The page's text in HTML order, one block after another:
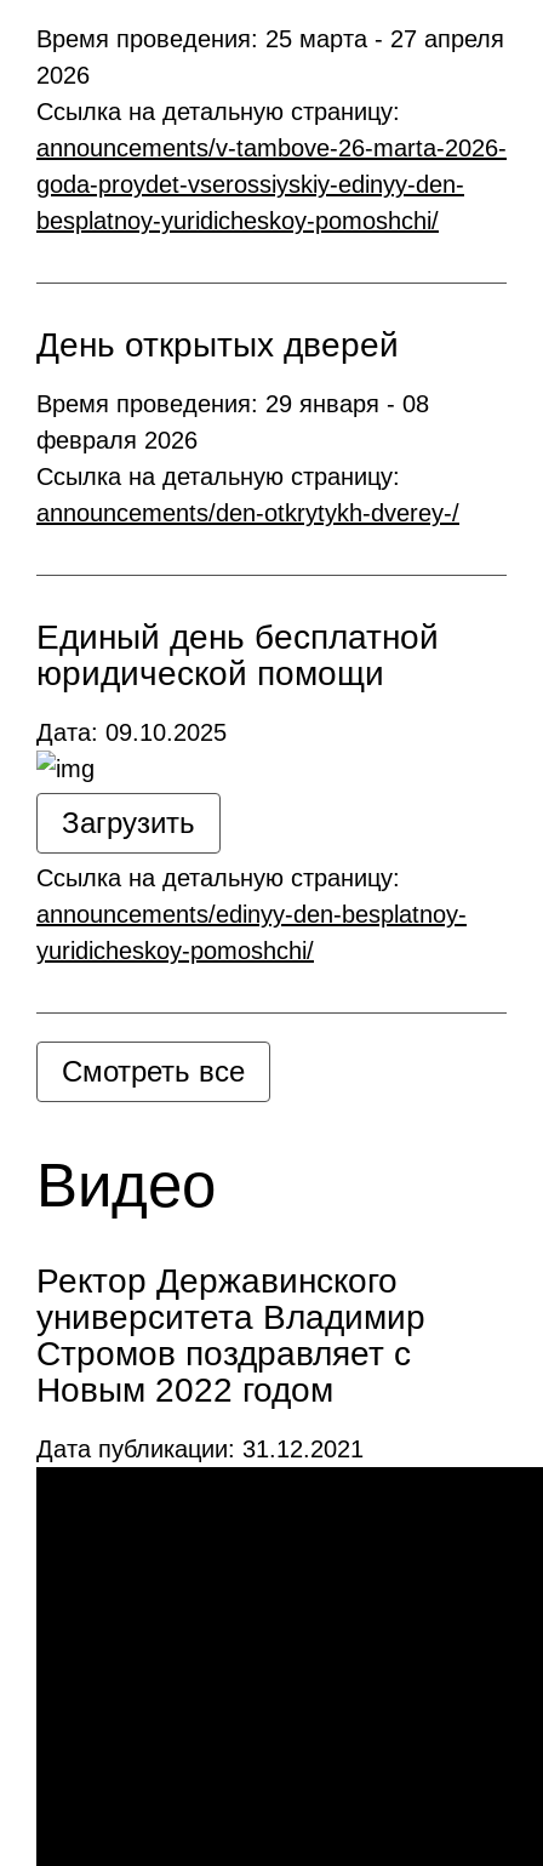
Время проведения: 25 марта - 27 апреля
2026
Ссылка на детальную страницу:
announcements/v-tambove-26-marta-2026-
goda-proydet-vserossiyskiy-edinyy-den-
besplatnoy-yuridicheskoy-pomoshchi/
День открытых дверей
Время проведения: 29 января - 08
февраля 2026
Ссылка на детальную страницу:
announcements/den-otkrytykh-dverey-/
Единый день бесплатной
юридической помощи
Дата: 09.10.2025
Загрузить
Ссылка на детальную страницу:
announcements/edinyy-den-besplatnoy-
yuridicheskoy-pomoshchi/
Смотреть все
Видео
Ректор Державинского
университета Владимир
Стромов поздравляет с
Новым 2022 годом
Дата публикации: 31.12.2021